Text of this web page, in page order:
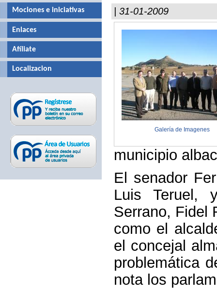
| 31-01-2009
Galería de Imagenes
municipio
El senador
Luis Teruel,
Serrano, Fidel
como el
el concejal
problemática
nota los
Mociones e iniciativas
Enlaces
Afíliate
Localizacion